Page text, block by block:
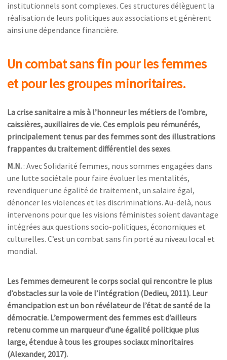
institutionnels sont complexes. Ces structures délèguent la
réalisation de leurs politiques aux associations et génèrent
ainsi une dépendance financière.
Un combat sans fin pour les femmes
et pour les groupes minoritaires.
La crise sanitaire a mis à l’honneur les métiers de l’ombre,
caissières, auxiliaires de vie. Ces emplois peu rémunérés,
principalement tenus par des femmes sont des illustrations
frappantes du traitement différentiel des sexes.
M.N. : Avec Solidarité femmes, nous sommes engagées dans
une lutte sociétale pour faire évoluer les mentalités,
revendiquer une égalité de traitement, un salaire égal,
dénoncer les violences et les discriminations. Au-delà, nous
intervenons pour que les visions féministes soient davantage
intégrées aux questions socio-politiques, économiques et
culturelles. C’est un combat sans fin porté au niveau local et
mondial.
Les femmes demeurent le corps social qui rencontre le plus
d’obstacles sur la voie de l’intégration (Dedieu, 2011). Leur
émancipation est un bon révélateur de l’état de santé de la
démocratie. L’empowerment des femmes est d’ailleurs
retenu comme un marqueur d’une égalité politique plus
large, étendue à tous les groupes sociaux minoritaires
(Alexander, 2017).